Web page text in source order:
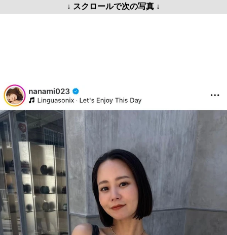
↓ スクロールで次の写真 ↓